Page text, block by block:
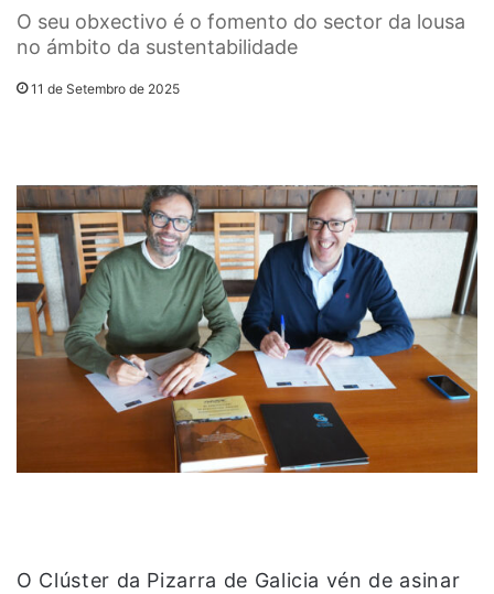
O seu obxectivo é o fomento do sector da lousa
no ámbito da sustentabilidade
11 de Setembro de 2025
O Clúster da Pizarra de Galicia vén de asinar